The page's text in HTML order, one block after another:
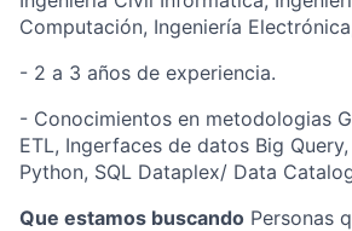
Computación, Ingeniería
- 2 a 3 años de experiencia.
- Conocimientos en metodologias
ETL, Ingerfaces de datos Big
Python, SQL Dataplex/ Data
Que estamos buscando Personas